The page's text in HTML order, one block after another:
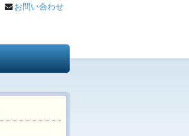
お問い合わせ